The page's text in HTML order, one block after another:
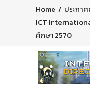
Home / ประกา
ICT
ศึกษา 2570